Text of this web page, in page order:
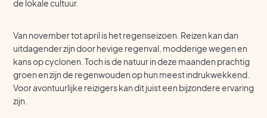
de lokale cultuur.
Van november tot april is het regenseizoen. Reizen kan dan
uitdagender zijn door hevige regenval, modderige wegen en
kans op cyclonen. Toch is de natuur in deze maanden prachtig
groen en zijn de regenwouden op hun meest indrukwekkend.
Voor avontuurlijke reizigers kan dit juist een bijzondere ervaring
zijn.